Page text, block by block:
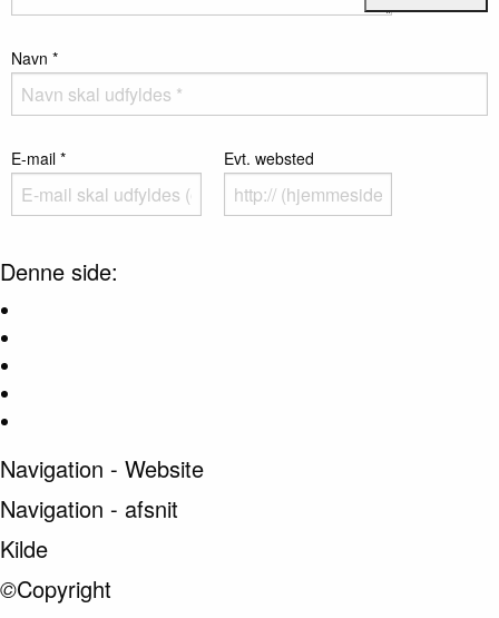
Navn *
E-mail * Evt. websted
Denne side:
Navigation - Website
Navigation - afsnit
Kilde
©Copyright